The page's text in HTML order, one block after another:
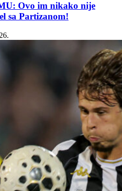
Ovo im nikako nije
sa Partizanom!